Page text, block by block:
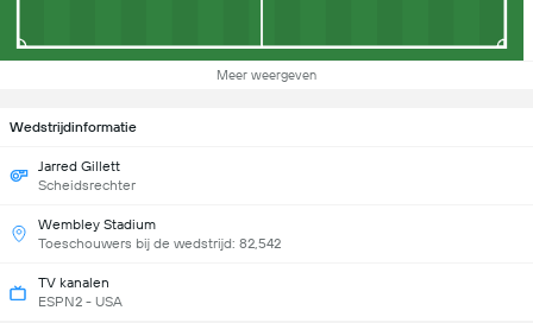
Meer weergeven
Wedstrijdinformatie
Jarred Gillett
Scheidsrechter
Wembley Stadium
Toeschouwers bij de wedstrijd: 82,542
TV kanalen
ESPN2 - USA